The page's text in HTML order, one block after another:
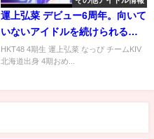
運上弘菜 デビュー6周年。向いて
いないアイドルを続けられる理
由 HKT48
HKT48 4期生 運上弘菜 なっぴ チームKIV
北海道出身 4期おめ...